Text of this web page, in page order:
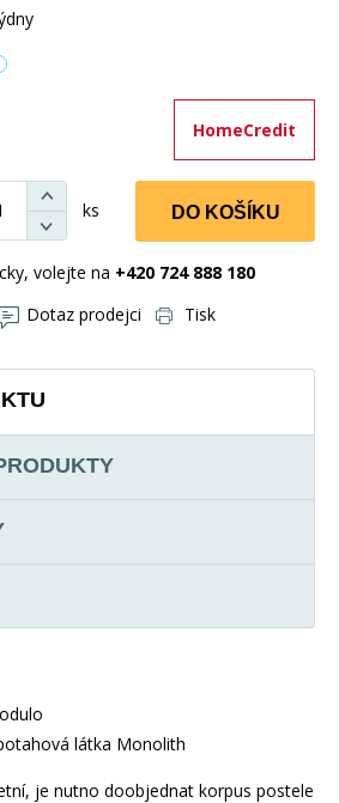
HomeCredit
ks DO KOŠÍKU
volejte na +420 724 888 180
Dotaz prodejci Tisk
látka Monolith
je nutno doobjednat korpus postele